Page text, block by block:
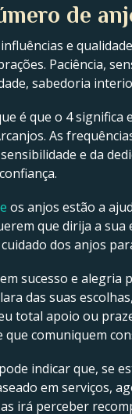
de
e
Paciência,
sabedoria
é que o 4
As
e da
os anjos estão a
que dirija a
dos anjos
sucesso e alegria
das suas
total apoio ou
comuniquem
indicar que, se
em serviços,
irá perceber